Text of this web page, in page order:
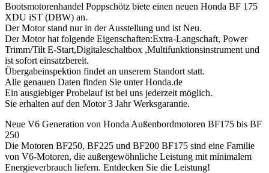
Bootsmotorenhandel Poppschötz biete einen neuen Honda BF 175
XDU iST (DBW) an.
Der Motor stand nur in der Ausstellung und ist Neu.
Der Motor hat folgende Eigenschaften:Extra-Langschaft, Power
Trimm/Tilt E-Start,Digitaleschaltbox ,Multifunktionsinstrument und
ist sofort einsatzbereit.
Übergabeinspektion findet an unserem Standort statt.
Alle genauen Daten finden Sie unter Honda.de
Ein ausgiebiger Probelauf ist bei uns jederzeit möglich.
Sie erhalten auf den Motor 3 Jahr Werksgarantie.
Neue V6 Generation von Honda Außenbordmotoren BF175 bis BF
250
Die Motoren BF250, BF225 und BF200 BF175 sind eine Familie
von V6-Motoren, die außergewöhnliche Leistung mit minimalem
Energieverbrauch liefern. Entdecken Sie die Leistung!